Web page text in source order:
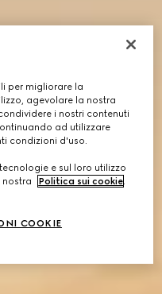
per migliorare la
agevolare la nostra
i nostri contenuti
ad utilizzare
condizioni d'uso.
e sul loro utilizzo
nostra
Politica sui cookie.
COOKIE